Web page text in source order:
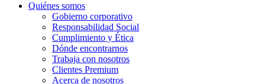
Quiénes somos
Gobierno corporativo
Responsabilidad Social
Cumplimiento y Ética
Dónde encontrarnos
Trabaja con nosotros
Clientes Premium
Acerca de nosotros